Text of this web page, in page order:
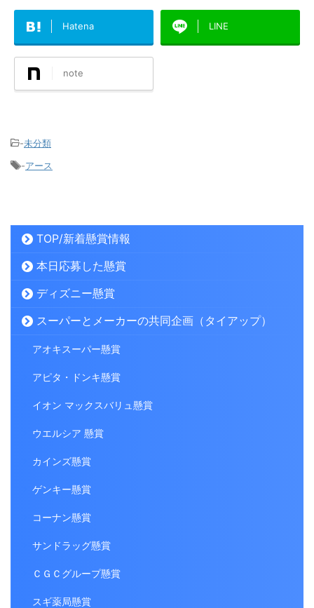
Hatena LINE
note
-未分類
-アース
TOP/新着懸賞情報
本日応募した懸賞
ディズニー懸賞
スーパーとメーカーの共同企画（タイアップ）
アオキスーパー懸賞
アピタ・ドンキ懸賞
イオン マックスバリュ懸賞
ウエルシア 懸賞
カインズ懸賞
ゲンキー懸賞
コーナン懸賞
サンドラッグ懸賞
ＣＧＣグループ懸賞
スギ薬局懸賞